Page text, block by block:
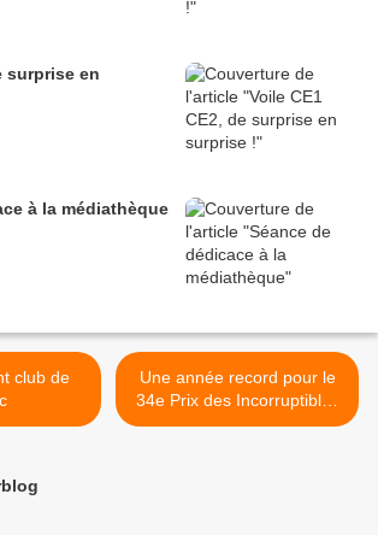
surprise en
à la médiathèque
Une année record pour le
34e Prix des Incorruptibles
>